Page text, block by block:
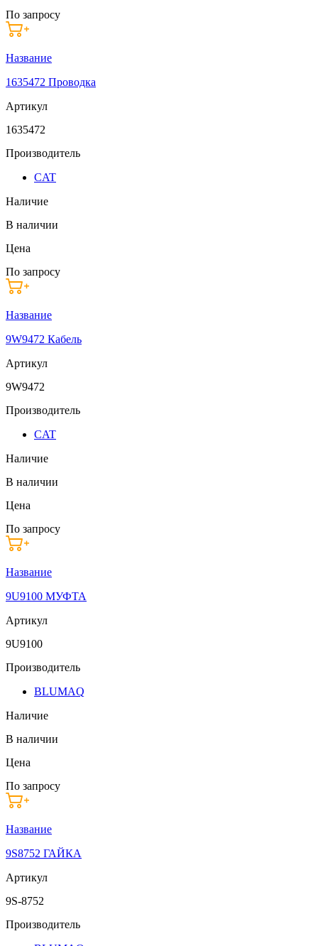
По запросу
Название
1635472 Проводка
Артикул
1635472
Производитель
CAT
Наличие
В наличии
Цена
По запросу
Название
9W9472 Кабель
Артикул
9W9472
Производитель
CAT
Наличие
В наличии
Цена
По запросу
Название
9U9100 МУФТА
Артикул
9U9100
Производитель
BLUMAQ
Наличие
В наличии
Цена
По запросу
Название
9S8752 ГАЙКА
Артикул
9S-8752
Производитель